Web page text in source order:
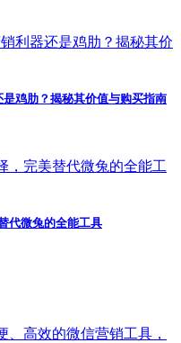
鸡肋？揭秘其价值与购买指南
代微兔的全能工具